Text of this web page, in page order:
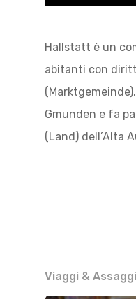
Hallstatt è un
abitanti con
Gmunden e fa
(Land) dell’Alta
Viaggi & Assaggi